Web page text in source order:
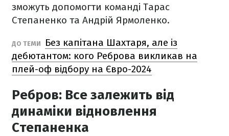
зможуть допомогти команді Тарас
Степаненко та Андрій Ярмоленко.
ДО ТЕМИ
Без капітана Шахтаря, але із
дебютантом: кого Реброва викликав на
плей-оф відбору на Євро-2024
Ребров: Все залежить від
динаміки відновлення
Степаненка